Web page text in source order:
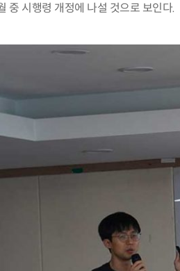
중 시행령 개정에 나설 것으로 보인다.